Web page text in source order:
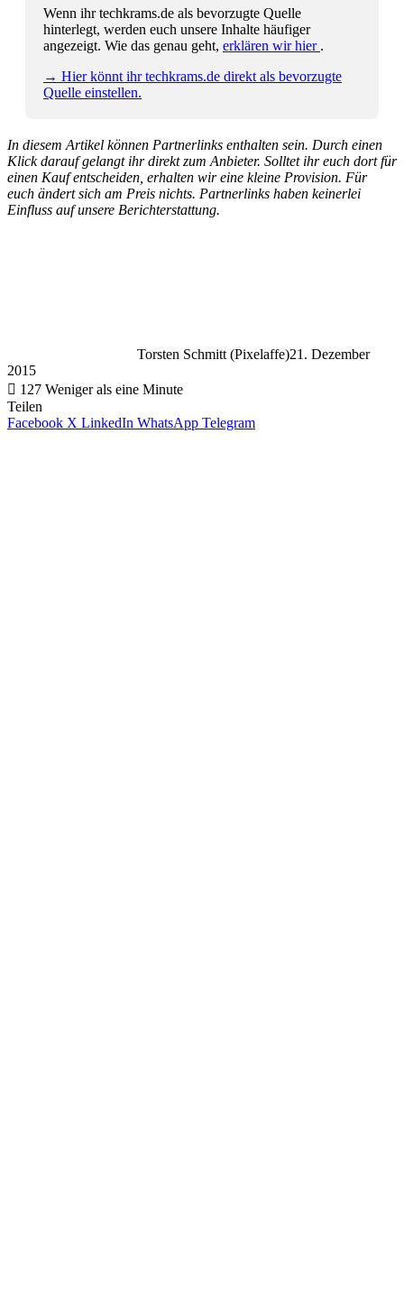
Wenn ihr techkrams.de als bevorzugte Quelle
hinterlegt, werden euch unsere Inhalte häufiger
angezeigt. Wie das genau geht, erklären wir hier .
→ Hier könnt ihr techkrams.de direkt als bevorzugte
Quelle einstellen.
In diesem Artikel können Partnerlinks enthalten sein. Durch einen
Klick darauf gelangt ihr direkt zum Anbieter. Solltet ihr euch dort für
einen Kauf entscheiden, erhalten wir eine kleine Provision. Für
euch ändert sich am Preis nichts. Partnerlinks haben keinerlei
Einfluss auf unsere Berichterstattung.
Torsten Schmitt (Pixelaffe)21. Dezember
2015
127 Weniger als eine Minute
Teilen
Facebook X LinkedIn WhatsApp Telegram